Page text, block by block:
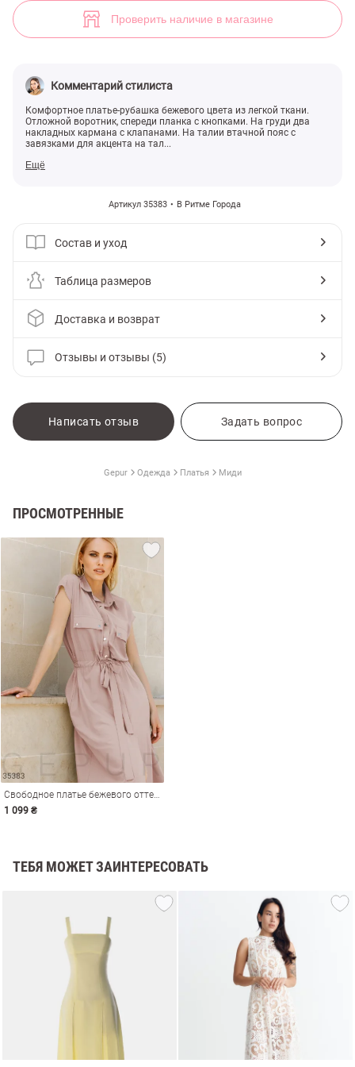
Проверить наличие в магазине
Комментарий стилиста
Комфортное платье-рубашка бежевого цвета из легкой ткани.
Отложной воротник, спереди планка с кнопками. На груди два
накладных кармана с клапанами. На талии втачной пояс с
завязками для акцента на тал...
Ещё
Артикул 35383 В Ритме Города
Состав и уход
Таблица размеров
Доставка и возврат
Отзывы и отзывы (5)
Написать отзыв Задать вопрос
Gepur Одежда Платья Миди
ПРОСМОТРЕННЫЕ
Свободное платье бежевого оттенка
1 099 ₴
ТЕБЯ МОЖЕТ ЗАИНТЕРЕСОВАТЬ
Свободное платье бежевого оттенка (арт. 35383) ♡ интернет-